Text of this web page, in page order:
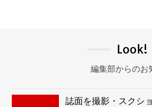
Look!
編集部からのお
誌面を撮影・スクシ